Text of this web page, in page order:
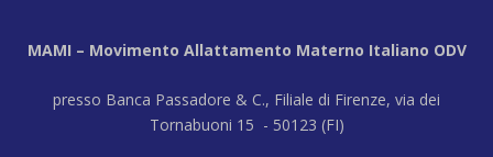
MAMI – Movimento Allattamento Materno Italiano ODV
presso Banca Passadore & C., Filiale di Firenze, via dei
Tornabuoni 15 - 50123 (FI)